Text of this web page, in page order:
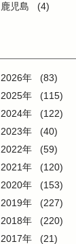
鹿児島
(4)
2026年
(83)
2025年
(115)
2024年
(122)
2023年
(40)
2022年
(59)
2021年
(120)
2020年
(153)
2019年
(227)
2018年
(220)
2017年
(21)